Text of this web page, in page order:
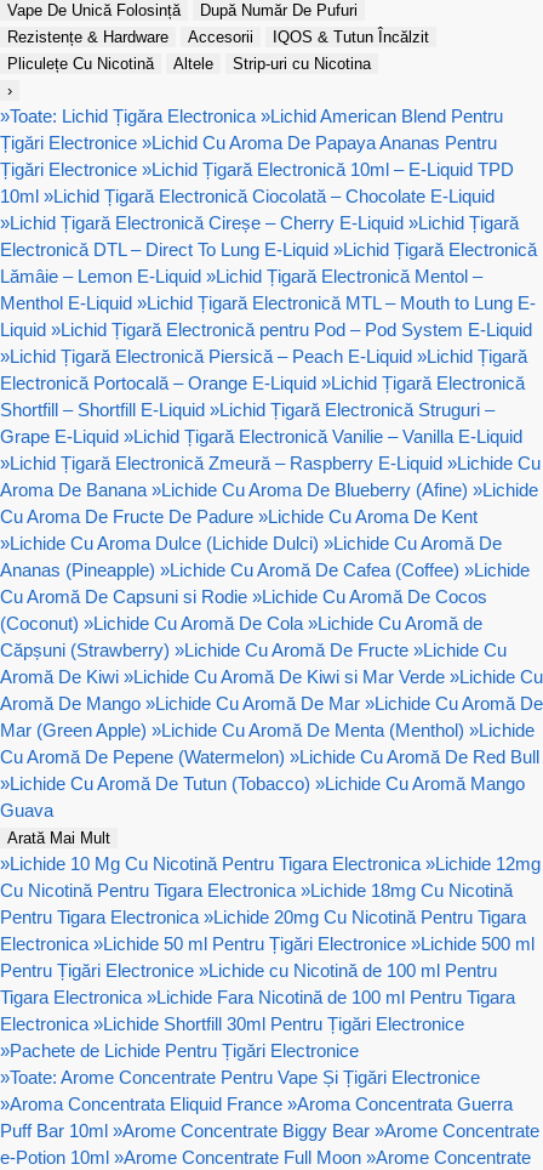
Vape De Unică Folosință
După Număr De Pufuri
Rezistențe & Hardware
Accesorii
IQOS & Tutun Încălzit
Pliculețe Cu Nicotină
Altele
Strip-uri cu Nicotina
›
»Toate: Lichid Țigăra Electronica »Lichid American Blend Pentru
Țigări Electronice »Lichid Cu Aroma De Papaya Ananas Pentru
Țigări Electronice »Lichid Țigară Electronică 10ml – E-Liquid TPD
10ml »Lichid Țigară Electronică Ciocolată – Chocolate E-Liquid
»Lichid Țigară Electronică Cireșe – Cherry E-Liquid »Lichid Țigară
Electronică DTL – Direct To Lung E-Liquid »Lichid Țigară Electronică
Lămâie – Lemon E-Liquid »Lichid Țigară Electronică Mentol –
Menthol E-Liquid »Lichid Țigară Electronică MTL – Mouth to Lung E-
Liquid »Lichid Țigară Electronică pentru Pod – Pod System E-Liquid
»Lichid Țigară Electronică Piersică – Peach E-Liquid »Lichid Țigară
Electronică Portocală – Orange E-Liquid »Lichid Țigară Electronică
Shortfill – Shortfill E-Liquid »Lichid Țigară Electronică Struguri –
Grape E-Liquid »Lichid Țigară Electronică Vanilie – Vanilla E-Liquid
»Lichid Țigară Electronică Zmeură – Raspberry E-Liquid »Lichide Cu
Aroma De Banana »Lichide Cu Aroma De Blueberry (Afine) »Lichide
Cu Aroma De Fructe De Padure »Lichide Cu Aroma De Kent
»Lichide Cu Aroma Dulce (Lichide Dulci) »Lichide Cu Aromă De
Ananas (Pineapple) »Lichide Cu Aromă De Cafea (Coffee) »Lichide
Cu Aromă De Capsuni si Rodie »Lichide Cu Aromă De Cocos
(Coconut) »Lichide Cu Aromă De Cola »Lichide Cu Aromă de
Căpșuni (Strawberry) »Lichide Cu Aromă De Fructe »Lichide Cu
Aromă De Kiwi »Lichide Cu Aromă De Kiwi si Mar Verde »Lichide Cu
Aromă De Mango »Lichide Cu Aromă De Mar »Lichide Cu Aromă De
Mar (Green Apple) »Lichide Cu Aromă De Menta (Menthol) »Lichide
Cu Aromă De Pepene (Watermelon) »Lichide Cu Aromă De Red Bull
»Lichide Cu Aromă De Tutun (Tobacco) »Lichide Cu Aromă Mango
Guava
Arată Mai Mult
»Lichide 10 Mg Cu Nicotină Pentru Tigara Electronica »Lichide 12mg
Cu Nicotină Pentru Tigara Electronica »Lichide 18mg Cu Nicotină
Pentru Tigara Electronica »Lichide 20mg Cu Nicotină Pentru Tigara
Electronica »Lichide 50 ml Pentru Țigări Electronice »Lichide 500 ml
Pentru Țigări Electronice »Lichide cu Nicotină de 100 ml Pentru
Tigara Electronica »Lichide Fara Nicotină de 100 ml Pentru Tigara
Electronica »Lichide Shortfill 30ml Pentru Țigări Electronice
»Pachete de Lichide Pentru Țigări Electronice
»Toate: Arome Concentrate Pentru Vape Și Țigări Electronice
»Aroma Concentrata Eliquid France »Aroma Concentrata Guerra
Puff Bar 10ml »Arome Concentrate Biggy Bear »Arome Concentrate
e-Potion 10ml »Arome Concentrate Full Moon »Arome Concentrate